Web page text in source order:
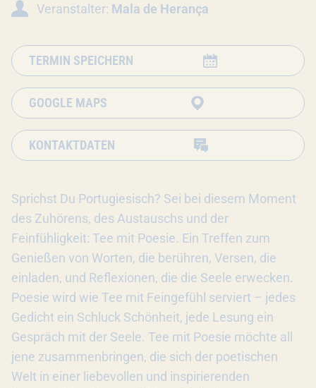
Veranstalter: Mala de Herança
TERMIN SPEICHERN
GOOGLE MAPS
KONTAKTDATEN
Sprichst Du Portugiesisch? Sei bei diesem Moment
des Zuhörens, des Austauschs und der
Feinfühligkeit: Tee mit Poesie. Ein Treffen zum
Genießen von Worten, die berühren, Versen, die
einladen, und Reflexionen, die die Seele erwecken.
Poesie wird wie Tee mit Feingefühl serviert – jedes
Gedicht ein Schluck Schönheit, jede Lesung ein
Gespräch mit der Seele. Tee mit Poesie möchte all
jene zusammenbringen, die sich der poetischen
Welt in einer liebevollen und inspirierenden